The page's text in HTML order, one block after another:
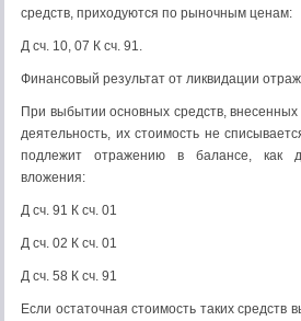
средств, приходуются по рыночным ценам:
Д сч. 10, 07 К сч. 91.
Финансовый результат от ликвидации
При выбытии основных средств, внесенных
деятельность, их стоимость не
подлежит отражению в балансе, как
вложения:
Д сч. 91 К сч. 01
Д сч. 02 К сч. 01
Д сч. 58 К сч. 91
Если остаточная стоимость таких средств